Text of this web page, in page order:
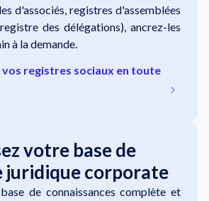
d'associés, registres d'assemblées
des délégations), ancrez-les
à la demande.
registres sociaux en toute
votre base de
juridique corporate
de connaissances complète et